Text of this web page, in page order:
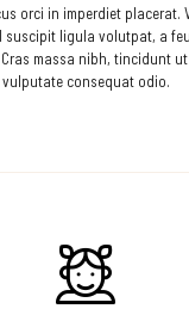
orci in imperdiet placerat.
suscipit ligula volutpat, a
massa nibh, tincidunt
vulputate consequat odio.